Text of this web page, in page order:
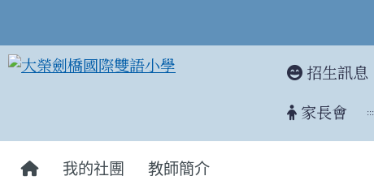
招生訊息
家長會 :::
我的社團 教師簡介